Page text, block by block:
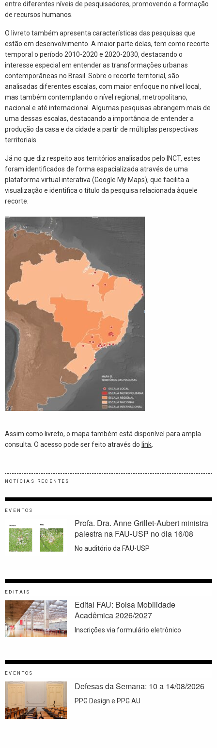
entre diferentes níveis de pesquisadores, promovendo a formação
de recursos humanos.
O livreto também apresenta características das pesquisas que
estão em desenvolvimento. A maior parte delas, tem como recorte
temporal o período 2010-2020 e 2020-2030, destacando o
interesse especial em entender as transformações urbanas
contemporâneas no Brasil. Sobre o recorte territorial, são
analisadas diferentes escalas, com maior enfoque no nível local,
mas também contemplando o nível regional, metropolitano,
nacional e até internacional. Algumas pesquisas abrangem mais de
uma dessas escalas, destacando a importância de entender a
produção da casa e da cidade a partir de múltiplas perspectivas
territoriais.
Já no que diz respeito aos territórios analisados pelo INCT, estes
foram identificados de forma espacializada através de uma
plataforma virtual interativa (Google My Maps), que facilita a
visualização e identifica o título da pesquisa relacionada àquele
recorte.
Assim como livreto, o mapa também está disponível para ampla
consulta. O acesso pode ser feito através do link
NOTÍCIAS RECENTES
EVENTOS
Profa. Dra. Anne Grillet-Aubert ministra
palestra na FAU-USP no dia 16/08
No auditório da FAU-USP
EDITAIS
Edital FAU: Bolsa Mobilidade
Acadêmica 2026/2027
Inscrições via formulário eletrônico
EVENTOS
Defesas da Semana: 10 a 14/08/2026
PPG Design e PPG AU